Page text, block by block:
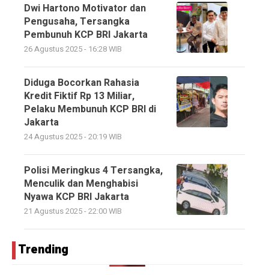
Dwi Hartono Motivator dan
Pengusaha, Tersangka
Pembunuh KCP BRI Jakarta
26 Agustus 2025 - 16:28 WIB
Diduga Bocorkan Rahasia
Kredit Fiktif Rp 13 Miliar,
Pelaku Membunuh KCP BRI di
Jakarta
24 Agustus 2025 - 20:19 WIB
Polisi Meringkus 4 Tersangka,
Menculik dan Menghabisi
Nyawa KCP BRI Jakarta
21 Agustus 2025 - 22:00 WIB
Trending